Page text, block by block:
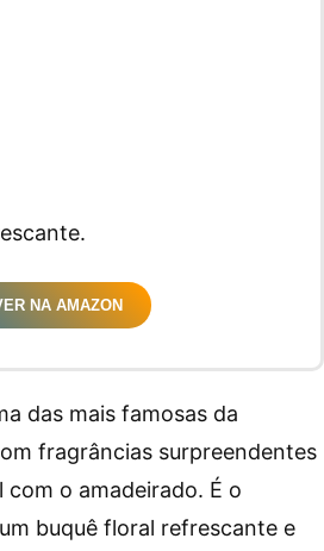
NA AMAZON
das mais famosas da
fragrâncias surpreendentes
o amadeirado. É o
buquê floral refrescante e